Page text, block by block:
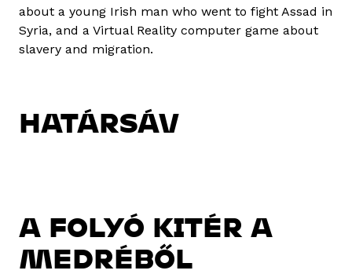
about a young Irish man who went to fight Assad in
Syria, and a Virtual Reality computer game about
slavery and migration.
HATÁRSÁV
A FOLYÓ KITÉR A
MEDRÉBŐL